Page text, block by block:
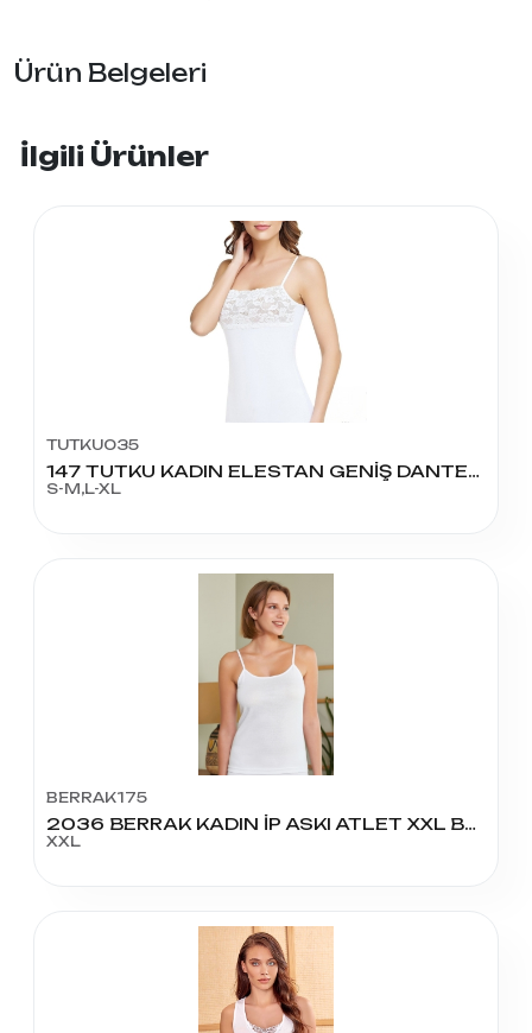
Ürün Belgeleri
İlgili Ürünler
TUTKU035
147 TUTKU KADIN ELESTAN GENİŞ DANTELLİ ATLET
S-M,L-XL
BERRAK175
2036 BERRAK KADIN İP ASKI ATLET XXL BEDEN
XXL